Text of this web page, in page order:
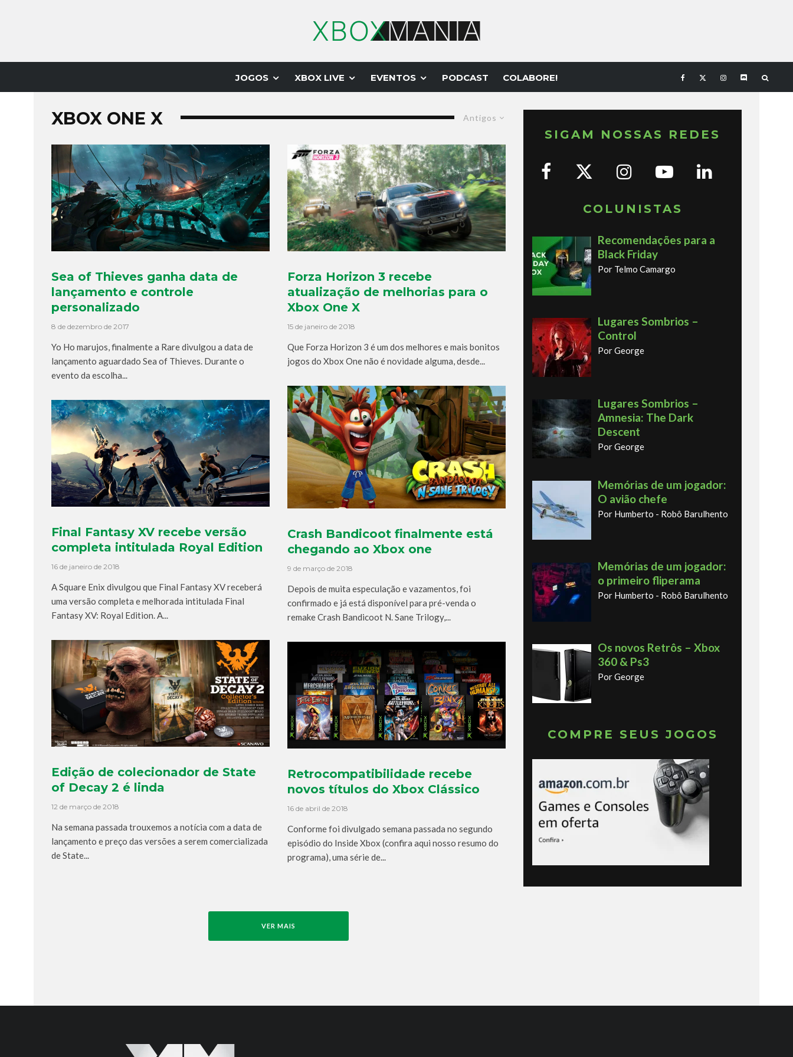
JOGOS XBOX LIVE EVENTOS PODCAST COLABORE!
Antigos
XBOX ONE X
Sea of Thieves ganha data de
lançamento e controle
personalizado
8 de dezembro de 2017
Yo Ho marujos, finalmente a Rare divulgou a data de
lançamento aguardado Sea of Thieves. Durante o
evento da escolha...
Final Fantasy XV recebe versão
completa intitulada Royal Edition
16 de janeiro de 2018
A Square Enix divulgou que Final Fantasy XV receberá
uma versão completa e melhorada intitulada Final
Fantasy XV: Royal Edition. A...
Edição de colecionador de State
of Decay 2 é linda
12 de março de 2018
Na semana passada trouxemos a notícia com a data de
lançamento e preço das versões a serem comercializada
de State...
Forza Horizon 3 recebe
atualização de melhorias para o
Xbox One X
15 de janeiro de 2018
Que Forza Horizon 3 é um dos melhores e mais bonitos
jogos do Xbox One não é novidade alguma, desde...
Crash Bandicoot finalmente está
chegando ao Xbox one
9 de março de 2018
Depois de muita especulação e vazamentos, foi
confirmado e já está disponível para pré-venda o
remake Crash Bandicoot N. Sane Trilogy,...
Retrocompatibilidade recebe
novos títulos do Xbox Clássico
16 de abril de 2018
Conforme foi divulgado semana passada no segundo
episódio do Inside Xbox (confira aqui nosso resumo do
programa), uma série de...
VER MAIS
SIGAM NOSSAS REDES
COLUNISTAS
Recomendações para a
Black Friday
Por Telmo Camargo
Lugares Sombrios –
Control
Por George
Lugares Sombrios –
Amnesia: The Dark
Descent
Por George
Memórias de um jogador:
O avião chefe
Por Humberto - Robô Barulhento
Memórias de um jogador:
o primeiro fliperama
Por Humberto - Robô Barulhento
Os novos Retrôs – Xbox
360 & Ps3
Por George
COMPRE SEUS JOGOS